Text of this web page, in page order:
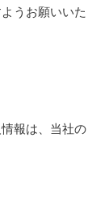
うお願いいた
報は、当社の